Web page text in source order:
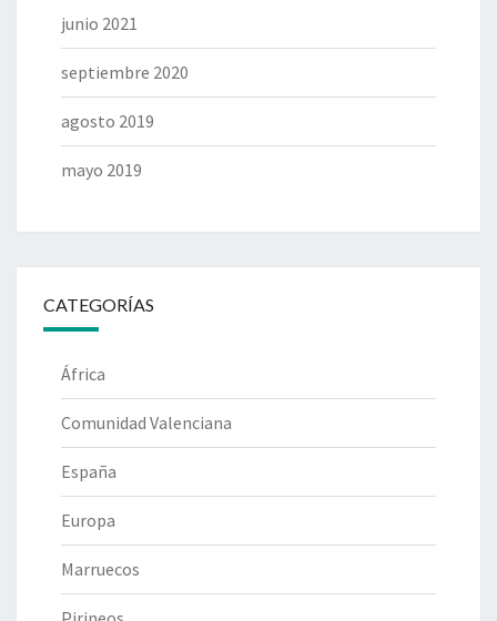
junio 2021
septiembre 2020
agosto 2019
mayo 2019
CATEGORÍAS
África
Comunidad Valenciana
España
Europa
Marruecos